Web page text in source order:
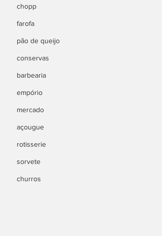
chopp
farofa
pão de queijo
conservas
barbearia
empório
mercado
açougue
rotisserie
sorvete
churros